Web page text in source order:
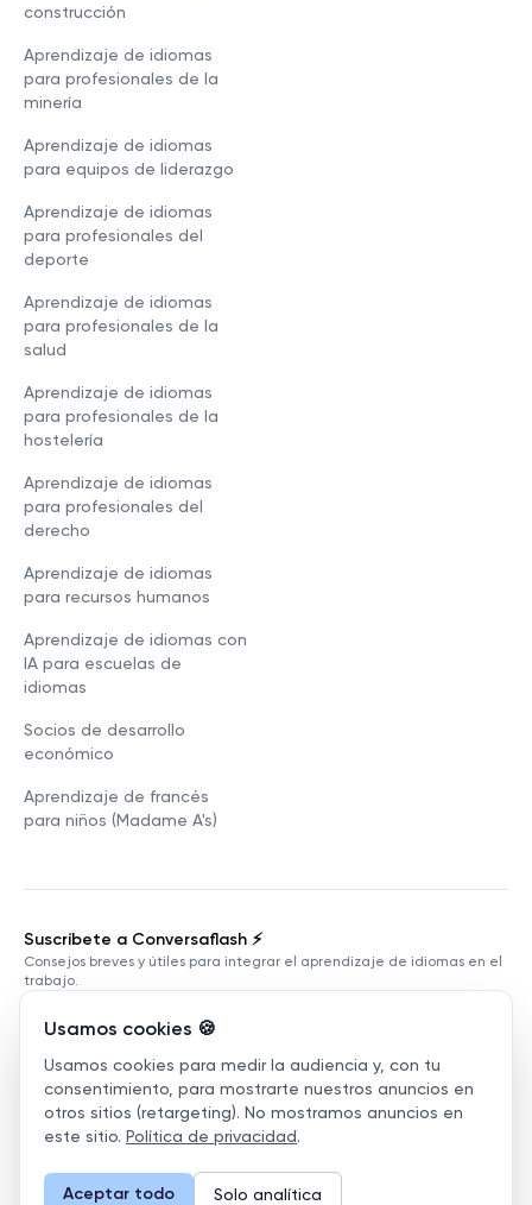
construcción
Aprendizaje de idiomas
para profesionales de la
minería
Aprendizaje de idiomas
para equipos de liderazgo
Aprendizaje de idiomas
para profesionales del
deporte
Aprendizaje de idiomas
para profesionales de la
salud
Aprendizaje de idiomas
para profesionales de la
hostelería
Aprendizaje de idiomas
para profesionales del
derecho
Aprendizaje de idiomas
para recursos humanos
Aprendizaje de idiomas con
IA para escuelas de
idiomas
Socios de desarrollo
económico
Aprendizaje de francés
para niños (Madame A's)
Suscríbete a Conversaflash ⚡️
Consejos breves y útiles para integrar el aprendizaje de idiomas en el
trabajo.
Suscribirse
servicio
Política de
privacidad
Usamos cookies 🍪
Usamos cookies para medir la audiencia y, con tu
consentimiento, para mostrarte nuestros anuncios en
otros sitios (retargeting). No mostramos anuncios en
este sitio. Política de privacidad.
Aceptar todo Solo analítica